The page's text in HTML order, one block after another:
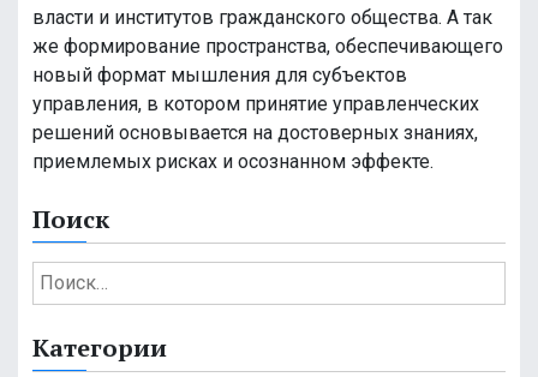
власти и институтов гражданского общества. А так
же формирование пространства, обеспечивающего
новый формат мышления для субъектов
управления, в котором принятие управленческих
решений основывается на достоверных знаниях,
приемлемых рисках и осознанном эффекте.
Поиск
Н
а
т
Категории